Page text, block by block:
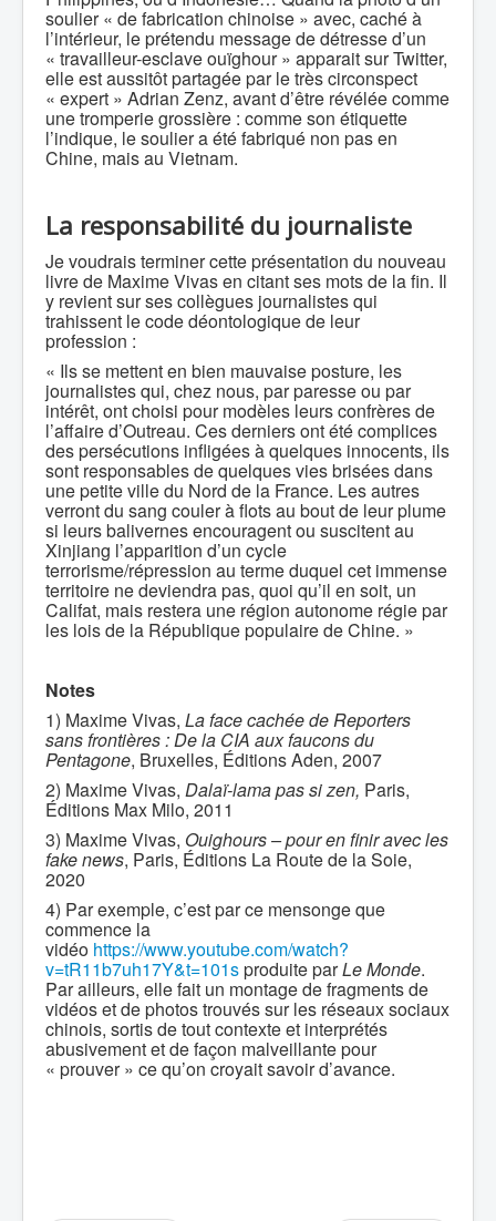
soulier « de fabrication chinoise » avec, caché à
l’intérieur, le prétendu message de détresse d’un
« travailleur-esclave ouïghour » apparait sur Twitter,
elle est aussitôt partagée par le très circonspect
« expert » Adrian Zenz, avant d’être révélée comme
une tromperie grossière : comme son étiquette
l’indique, le soulier a été fabriqué non pas en
Chine, mais au Vietnam.
La responsabilité du journaliste
Je voudrais terminer cette présentation du nouveau
livre de Maxime Vivas en citant ses mots de la fin. Il
y revient sur ses collègues journalistes qui
trahissent le code déontologique de leur
profession :
« Ils se mettent en bien mauvaise posture, les
journalistes qui, chez nous, par paresse ou par
intérêt, ont choisi pour modèles leurs confrères de
l’affaire d’Outreau. Ces derniers ont été complices
des persécutions infligées à quelques innocents, ils
sont responsables de quelques vies brisées dans
une petite ville du Nord de la France. Les autres
verront du sang couler à flots au bout de leur plume
si leurs balivernes encouragent ou suscitent au
Xinjiang l’apparition d’un cycle
terrorisme/répression au terme duquel cet immense
territoire ne deviendra pas, quoi qu’il en soit, un
Califat, mais restera une région autonome régie par
les lois de la République populaire de Chine. »
Notes
1) Maxime Vivas, La face cachée de Reporters
sans frontières : De la CIA aux faucons du
Pentagone, Bruxelles, Éditions Aden, 2007
2) Maxime Vivas, Dalaï-lama pas si zen, Paris,
Éditions Max Milo, 2011
3) Maxime Vivas, Ouighours – pour en finir avec les
fake news, Paris, Éditions La Route de la Soie,
2020
4) Par exemple, c’est par ce mensonge que
commence la
vidéo https://www.youtube.com/watch?
v=tR11b7uh17Y&t=101sproduite parLe Monde.
Par ailleurs, elle fait un montage de fragments de
vidéos et de photos trouvés sur les réseaux sociaux
chinois, sortis de tout contexte et interprétés
abusivement et de façon malveillante pour
« prouver » ce qu’on croyait savoir d’avance.